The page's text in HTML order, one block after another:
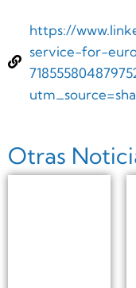
https://
service-for-
Otras